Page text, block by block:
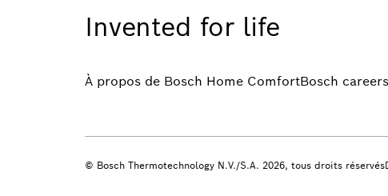
Invented for life
À propos de Bosch Home ComfortBosch
© Bosch Thermotechnology N.V./S.A. 2026, tous droits réservés